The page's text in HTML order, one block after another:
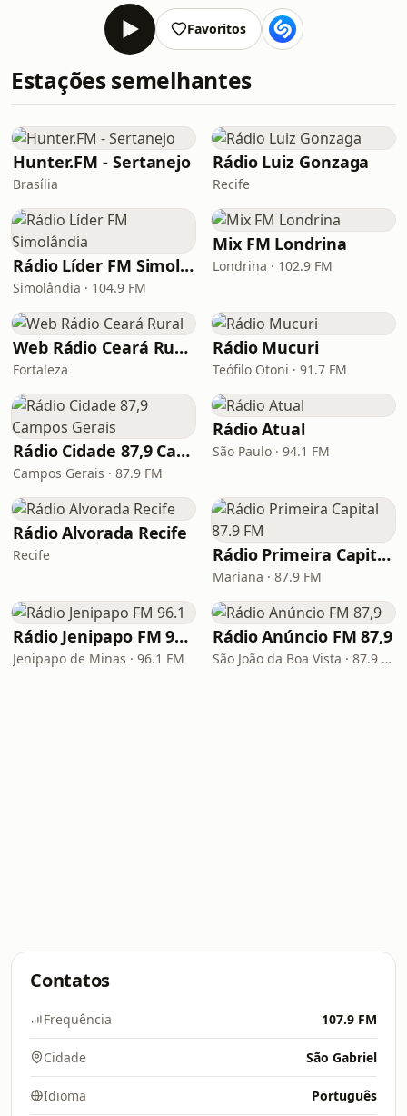
Favoritos
Estações semelhantes
Hunter.FM - Sertanejo
Brasília
Rádio Luiz Gonzaga
Recife
Rádio Líder FM Simolândia
Simolândia · 104.9 FM
Mix FM Londrina
Londrina · 102.9 FM
Web Rádio Ceará Rural
Fortaleza
Rádio Mucuri
Teófilo Otoni · 91.7 FM
Rádio Cidade 87,9 Campos Gerais
Campos Gerais · 87.9 FM
Rádio Atual
São Paulo · 94.1 FM
Rádio Alvorada Recife
Recife Rádio Primeira Capital 87.9 FM
Mariana · 87.9 FM
Rádio Jenipapo FM 96.1
Jenipapo de Minas · 96.1 FM
Rádio Anúncio FM 87,9
São João da Boa Vista · 87.9 FM
Contatos
Frequência 107.9 FM
Cidade São Gabriel
Idioma Português